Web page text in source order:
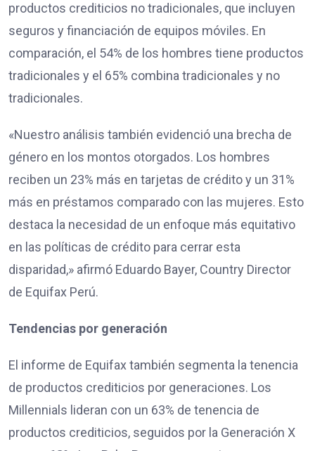
productos crediticios no tradicionales, que incluyen
seguros y financiación de equipos móviles. En
comparación, el 54% de los hombres tiene productos
tradicionales y el 65% combina tradicionales y no
tradicionales.
«Nuestro análisis también evidenció una brecha de
género en los montos otorgados. Los hombres
reciben un 23% más en tarjetas de crédito y un 31%
más en préstamos comparado con las mujeres. Esto
destaca la necesidad de un enfoque más equitativo
en las políticas de crédito para cerrar esta
disparidad,» afirmó Eduardo Bayer, Country Director
de Equifax Perú.
Tendencias por generación
El informe de Equifax también segmenta la tenencia
de productos crediticios por generaciones. Los
Millennials lideran con un 63% de tenencia de
productos crediticios, seguidos por la Generación X